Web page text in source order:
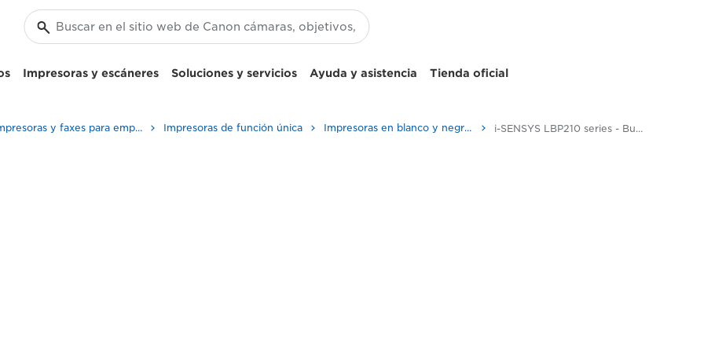
Impresoras y escáneres Soluciones y servicios Ayuda y asistencia Tienda oficial
Impresoras y faxes para empresa y oficina Impresoras de función única Impresoras en blanco y negro para oficina i-SENSYS LBP210 series - Business Printers & Fax Machines